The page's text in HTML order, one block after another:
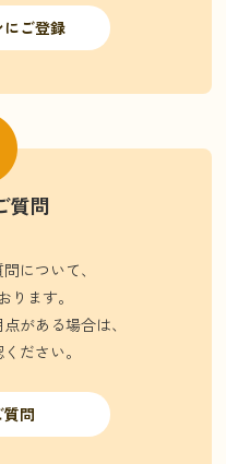
にご登録
質問
について、
ります。
がある場合は、
ださい。
質問